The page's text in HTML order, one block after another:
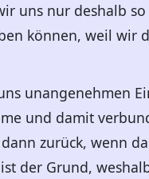
uns nur deshalb
können, weil wir
unangenehmen
und damit
zurück, wenn
der Grund,